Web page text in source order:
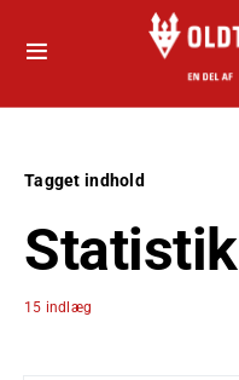
Tagget indhold
Statistik
15 indlæg